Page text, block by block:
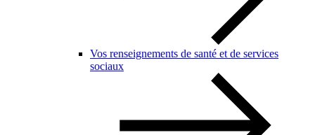
Vos renseignements de santé et de services
sociaux